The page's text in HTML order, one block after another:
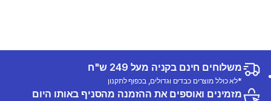
משלוחים חינם בקניה מעל 249 ש"ח
*לא כולל מוצרים כבדים וגדולים, בכפוף לתקנון
מזמינים ואוספים את ההזמנה מהסניף באותו היום